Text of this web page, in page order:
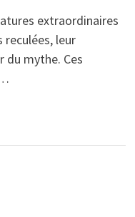
extraordinaires
reculées, leur
du mythe. Ces